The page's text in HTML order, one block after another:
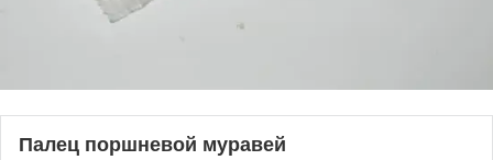
Палец поршневой муравей